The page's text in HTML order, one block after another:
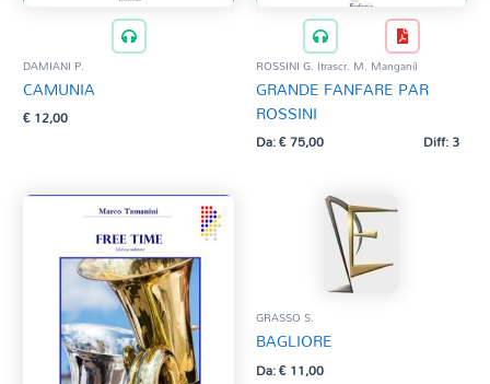
DAMIANI P.
CAMUNIA
€12,00
ROSSINI G. (trascr. M. Mangani)
GRANDE FANFARE PAR
ROSSINI
Da:€75,00 Diff: 3
GRASSO S.
BAGLIORE
Da:€11,00